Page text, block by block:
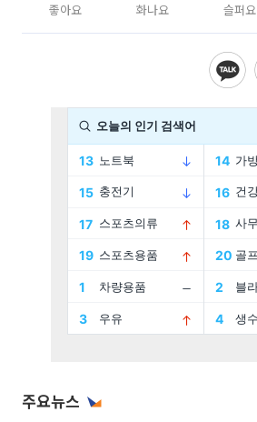
좋아요 화나요 슬퍼요
주요뉴스